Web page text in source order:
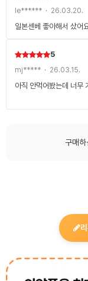
le****** · 26.03.20.
일본센베 좋아해서 샀어
5
mj***** · 26.03.15.
아직 안먹어봤는데 너무
구매